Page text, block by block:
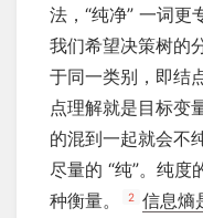
法，“纯净” 一词更
我们希望决策树的
于同一类别，即结
点理解就是目标变
的混到一起就会不
尽量的 “纯”。纯度
种衡量。
2 信息熵